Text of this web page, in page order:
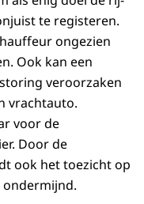
te registeren.
ongezien
Ook kan een
veroorzaken
vrachtauto.
voor de
Door de
ook het toezicht op
ondermijnd.